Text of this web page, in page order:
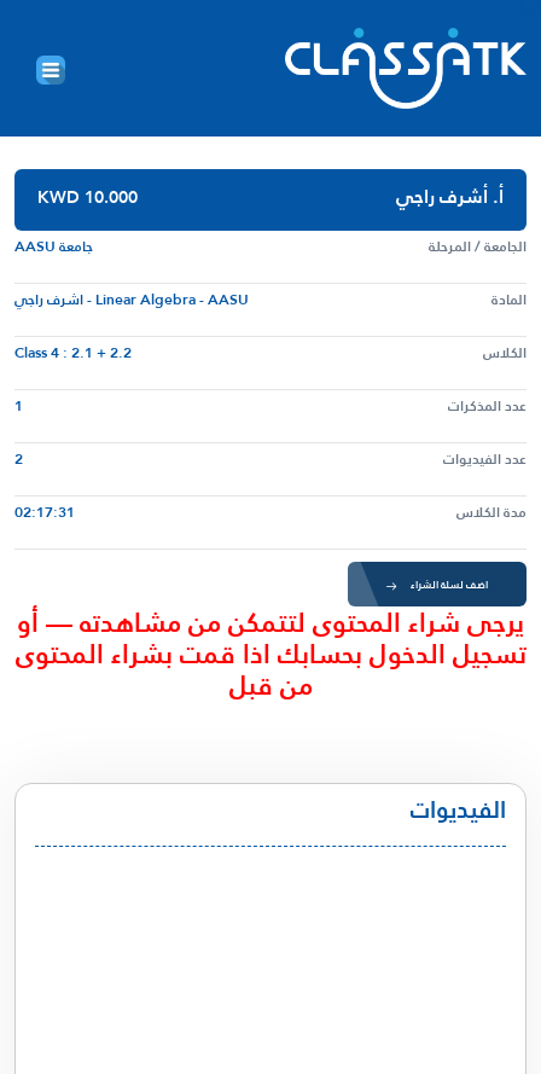
أ. أشرف راجي KWD 10.000
الجامعة / المرحلة
جامعة AASU
المادة
Linear Algebra - AASU - اشرف راجي
الكلاس
Class 4 : 2.1 + 2.2
عدد المذكرات
1
عدد الفيديوات
2
مدة الكلاس
02:17:31
اضف لسلة الشراء
يرجى شراء المحتوى لتتمكن من مشاهدته — أو
تسجيل الدخول بحسابك اذا قمت بشراء المحتوى
من قبل
الفيديوات